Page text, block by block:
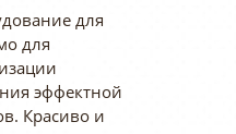
для
для
эффектной
Красиво и